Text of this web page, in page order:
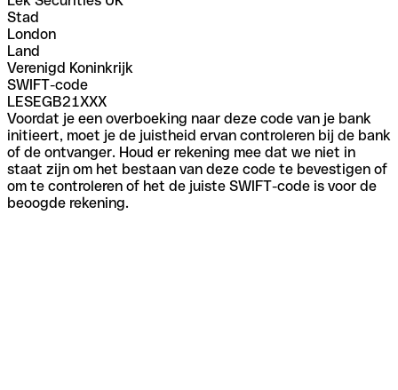
Stad
London
Land
Verenigd Koninkrijk
SWIFT-code
LESEGB21XXX
Voordat je een overboeking naar deze code van je bank
initieert, moet je de juistheid ervan controleren bij de bank
of de ontvanger. Houd er rekening mee dat we niet in
staat zijn om het bestaan van deze code te bevestigen of
om te controleren of het de juiste SWIFT-code is voor de
beoogde rekening.